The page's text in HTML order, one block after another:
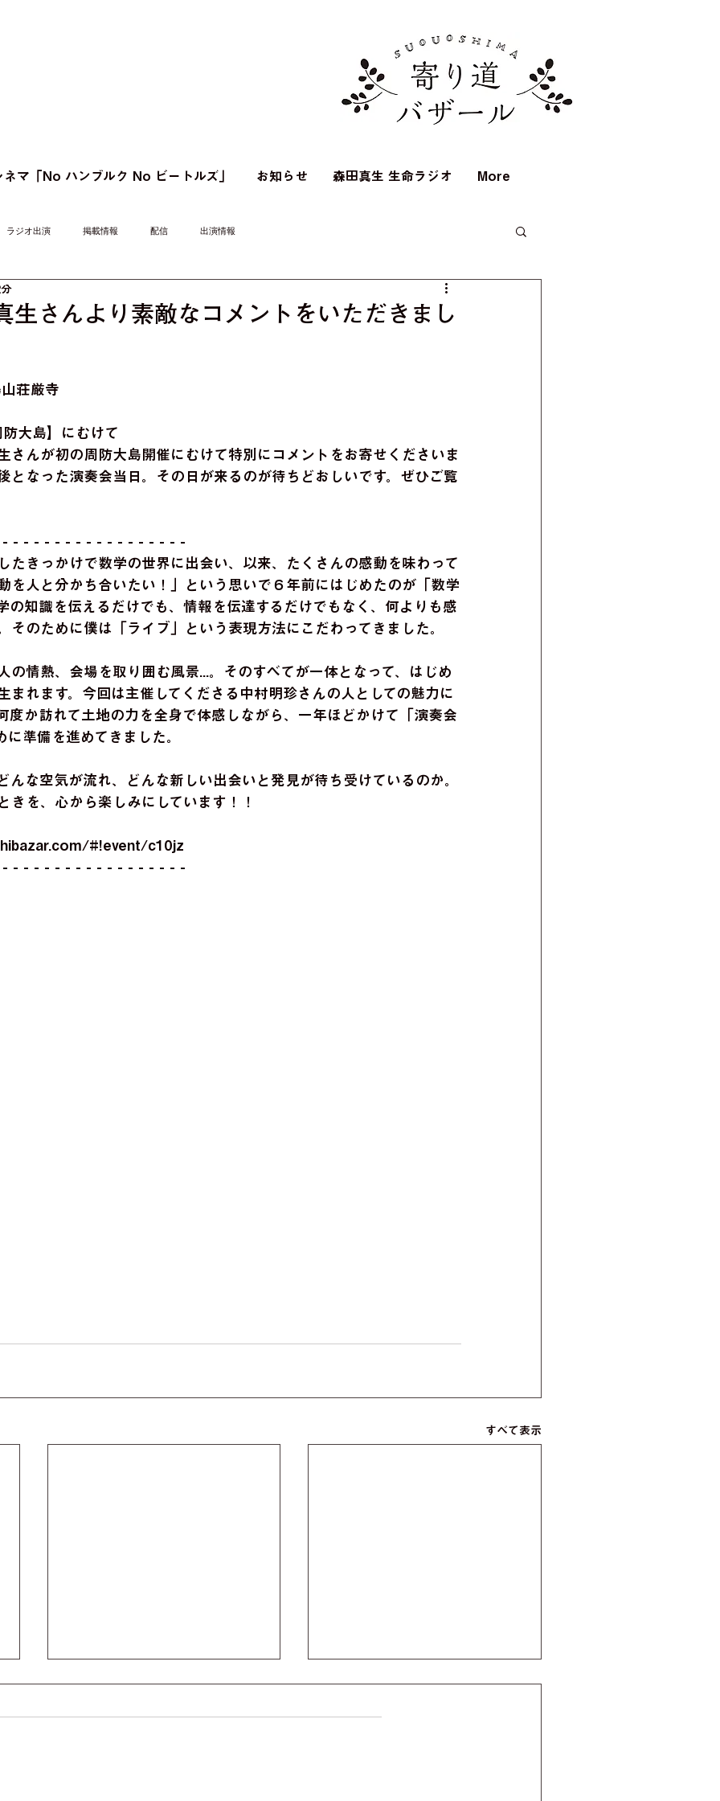
ネマ「No ハンブルク No ビートルズ」 お知らせ 森田真生 生命ラジオ More
ラジオ出演 掲載情報 配信 出演情報
生さんより素敵なコメントをいただきまし
荘厳寺
大島】にむけて
さんが初の周防大島開催にむけて特別にコメントをお寄せくださいま
となった演奏会当日。その日が来るのが待ちどおしいです。ぜひご覧
- - - - - - - - - - - - - - - - -
たきっかけで数学の世界に出会い、以来、たくさんの感動を味わって
を人と分かち合いたい！」という思いで６年前にはじめたのが「数学
の知識を伝えるだけでも、情報を伝達するだけでもなく、何よりも感
そのために僕は「ライブ」という表現方法にこだわってきました。
の情熱、会場を取り囲む風景...。そのすべてが一体となって、はじめ
まれます。今回は主催してくださる中村明珍さんの人としての魅力に
度か訪れて土地の力を全身で体感しながら、一年ほどかけて「演奏会
準備を進めてきました。
んな空気が流れ、どんな新しい出会いと発見が待ち受けているのか。
きを、心から楽しみにしています！！
#!event/c10jz
- - - - - - - - - - - - - - - - -
すべて表示